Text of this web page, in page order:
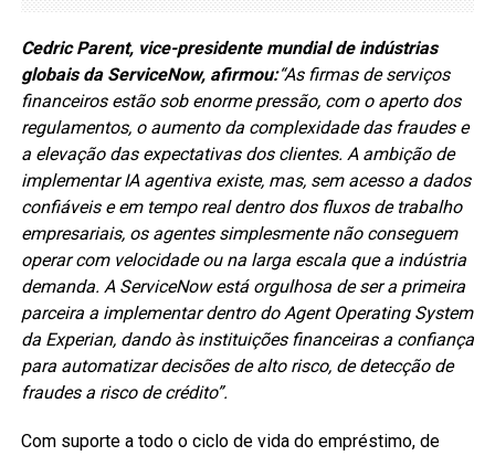
Cedric Parent, vice-presidente mundial de indústrias
globais da ServiceNow, afirmou:“As firmas de serviços
financeiros estão sob enorme pressão, com o aperto dos
regulamentos, o aumento da complexidade das fraudes e
a elevação das expectativas dos clientes. A ambição de
implementar IA agentiva existe, mas, sem acesso a dados
confiáveis e em tempo real dentro dos fluxos de trabalho
empresariais, os agentes simplesmente não conseguem
operar com velocidade ou na larga escala que a indústria
demanda. A ServiceNow está orgulhosa de ser a primeira
parceira a implementar dentro do Agent Operating System
da Experian, dando às instituições financeiras a confiança
para automatizar decisões de alto risco, de detecção de
fraudes a risco de crédito”.
Com suporte a todo o ciclo de vida do empréstimo, de